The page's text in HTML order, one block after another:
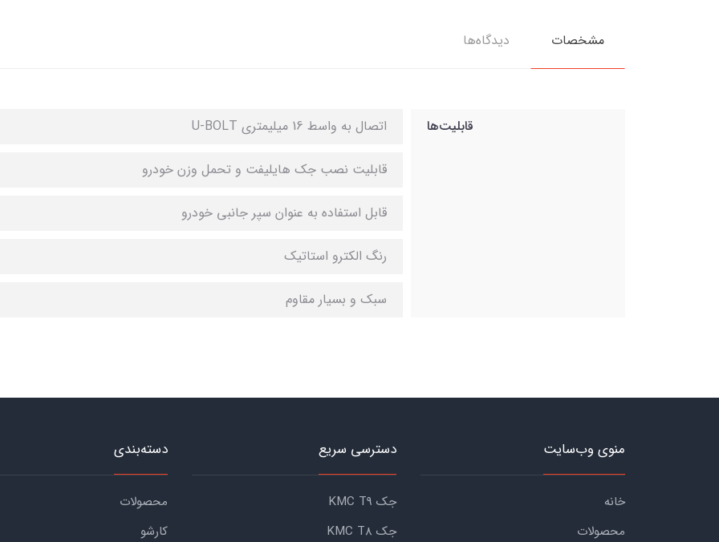
مشخصات دیدگاه‌ها
قابلیت‌ها اتصال به واسط 16 میلیمتری U-BOLT
قابلیت نصب جک هایلیفت و تحمل وزن خودرو
قابل استفاده به عنوان سپر جانبی خودرو
رنگ الکترو استاتیک
سبک و بسیار مقاوم
منوی وب‌سایت
خانه
محصولات
دسترسی سریع
جک KMC T9
جک KMC T8
دسته‌بندی
محصولات
کارشو